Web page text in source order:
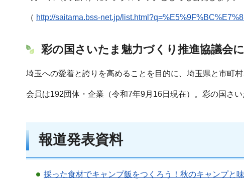
（ http://saitama.bss-net.jp/
彩の国さいたま魅力づくり推進協議会
埼玉への愛着と誇りを高めることを目的に、埼玉県と市町
会員は192団体・企業（令和7年9月16日現在）。彩の国さ
報道発表資料
採った食材でキャンプ飯をつくろう！秋のキャンプと